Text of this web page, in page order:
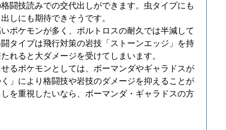
闘技読みでの交代出しができます。虫タイプにも
しにも期待できそうです。
ポケモンが多く、ボルトロスの耐久では半減して
タイプは飛行対策の岩技「ストーンエッジ」を持
れると大ダメージを受けてしまいます。
るポケモンとしては、ボーマンダやギャラドスが
」により格闘技や岩技のダメージを抑えることが
を重視したいなら、ボーマンダ・ギャラドスの方